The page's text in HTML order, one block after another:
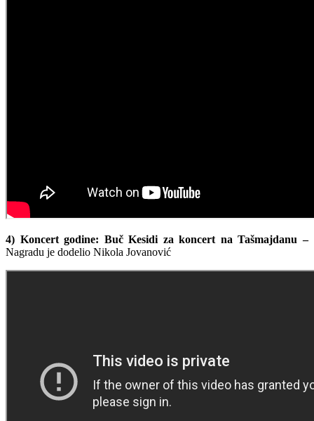
4) Koncert godine: Buč Kesidi za koncert na Tašmajdanu –
Nagradu je dodelio Nikola Jovanović